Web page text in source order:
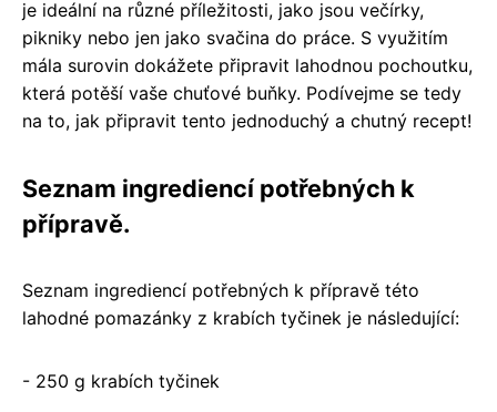
je ideální na různé příležitosti, jako jsou večírky,
pikniky nebo jen jako svačina do práce. S využitím
mála surovin dokážete připravit lahodnou pochoutku,
která potěší vaše chuťové buňky. Podívejme se tedy
na to, jak připravit tento jednoduchý a chutný recept!
Seznam ingrediencí potřebných k
přípravě.
Seznam ingrediencí potřebných k přípravě této
lahodné pomazánky z krabích tyčinek je následující:
- 250 g krabích tyčinek